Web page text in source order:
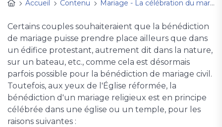
Accueil
Contenu Mariage - La célébration du mariage à l'église
Certains couples souhaiteraient que la bénédiction
de mariage puisse prendre place ailleurs que dans
un édifice protestant, autrement dit dans la nature,
sur un bateau, etc., comme cela est désormais
parfois possible pour la bénédiction de mariage civil.
Toutefois, aux yeux de l'Église réformée, la
bénédiction d'un mariage religieux est en principe
célébrée dans une église ou un temple, pour les
raisons suivantes :